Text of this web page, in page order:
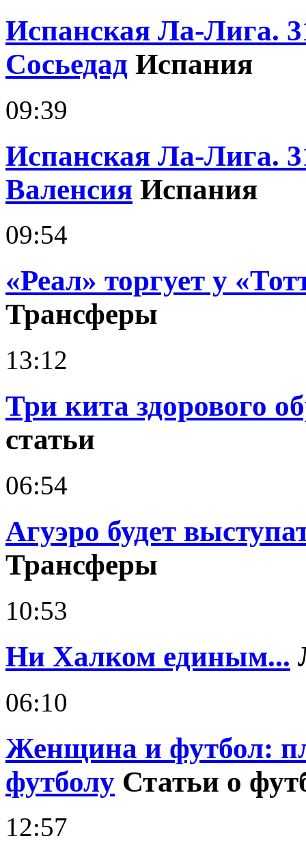
Испанская Ла-Лига.
Сосьедад Испания
09:39
Испанская Ла-Лига.
Валенсия Испания
09:54
«Реал» торгует у
Трансферы
13:12
Три кита здорового
статьи
06:54
Агуэро будет
Трансферы
10:53
Ни Халком единым...
06:10
Женщина и футбол:
футболу Статьи о
12:57